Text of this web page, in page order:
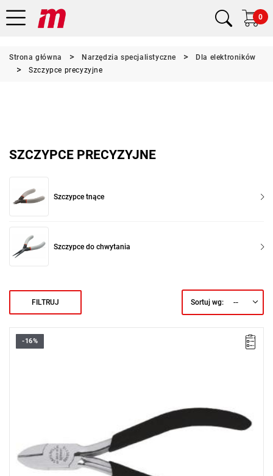
0
Strona główna Narzędzia specjalistyczne
Dla elektroników
Szczypce precyzyjne
SZCZYPCE PRECYZYJNE
Szczypce tnące
Szczypce do chwytania
FILTRUJ Sortuj wg: --
-16%